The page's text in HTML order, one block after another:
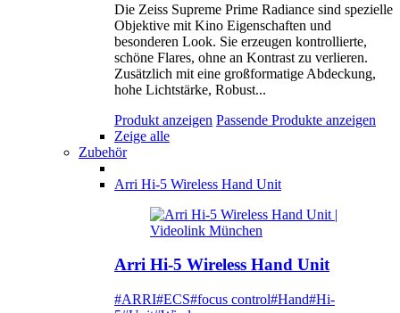
Die Zeiss Supreme Prime Radiance sind spezielle
Objektive mit Kino Eigenschaften und
besonderen Look. Sie erzeugen kontrollierte,
schöne Flares, ohne an Kontrast zu verlieren.
Zusätzlich mit eine großformatige Abdeckung,
hohe Lichtstärke, Robust...
Produkt anzeigen Passende Produkte anzeigen
Zeige alle
Zubehör
Arri Hi-5 Wireless Hand Unit
Arri Hi-5 Wireless Hand Unit
#ARRI#ECS#focus control#Hand#Hi-